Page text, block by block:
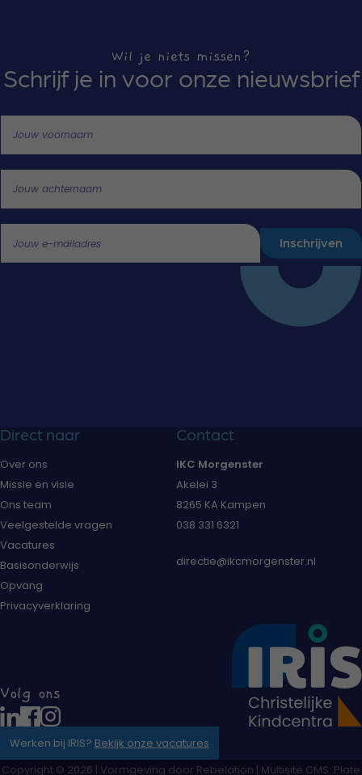
Wil je niets missen?
Schrijf je in voor onze nieuwsbrief
Call me back by fax
Jouw voornaam
Jouw achternaam
Inschrijven
Jouw e-mailadres
Direct naar
Over ons
Missie en visie
Ons team
Veelgestelde vragen
Vacatures
Basisonderwijs
Opvang
Privacyverklaring
Contact
IKC Morgenster
Akelei 3
8265 KA Kampen
038 331 6321
directie@ikcmorgenster.nl
Volg ons
Werken bij IRIS? Bekijk onze vacatures
Copyright © 2026 | Vormgeving door Rebelation | Multisite CMS: Plate